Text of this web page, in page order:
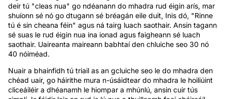
deir tú "cleas nua" go ndéanann do mhadra rud éigin arís, mar
shuíonn sé nó go dtugann sé bréagán eile duit, Inis dó, "Rinne
tú é sin cheana féin" agus ná tairg luach saothair. Ansin tagann
sé suas le rud éigin nua ina ionad agus faigheann sé luach
saothair. Uaireanta maireann babhtaí den chluiche seo 30 nó
40 nóiméad.
Nuair a bhainfidh tú triail as an gcluiche seo le do mhadra den
chéad uair, go háirithe mura n-úsáidtear do mhadra le hoiliúint
cliceáiléir a dhéanamh le hiompar a mhúnlú, ansin cuir tús